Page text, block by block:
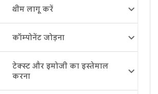
थीम लागू करें
कॉम्पोनेंट जोड़ना
टेक्स्ट और इमोजी का इस्तेमाल
करना